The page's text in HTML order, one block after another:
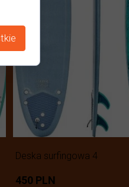
Deska surfingowa 4
450 PLN